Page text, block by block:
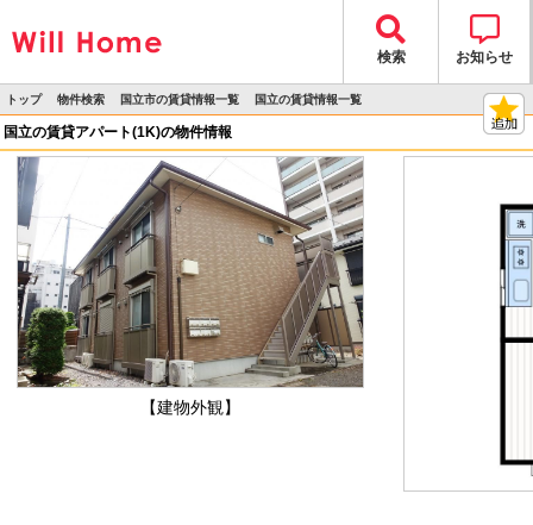
検索 お知らせ
トップ
>
物件検索
>
国立市の賃貸情報一覧
>
国立の賃貸情報一覧
国立の賃貸アパート(1K)の物件情報
【建物外観】